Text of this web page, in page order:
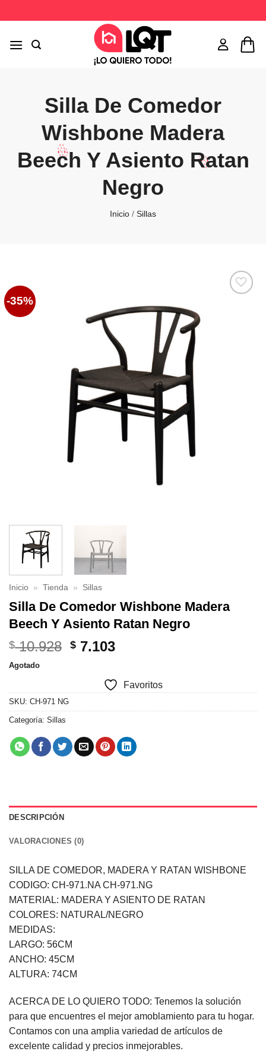
al
Silla De Comedor
Wishbone Madera
Beech Y Asiento Ratan
Negro
Inicio / Sillas
-35%
Inicio » Tienda » Sillas
Silla De Comedor Wishbone Madera
Beech Y Asiento Ratan Negro
$10.928 El
era:
$ 7.103El
es:
Agotado
Favoritos
SKU: CH-971 NG
Categoría: Sillas
DESCRIPCIÓN
VALORACIONES (0)
SILLA DE COMEDOR, MADERA Y RATAN WISHBONE
CODIGO: CH-971.NA CH-971.NG
MATERIAL: MADERA Y ASIENTO DE RATAN
COLORES: NATURAL/NEGRO
MEDIDAS:
LARGO: 56CM
ANCHO: 45CM
ALTURA: 74CM
ACERCA DE LO QUIERO TODO: Tenemos la solución
para que encuentres el mejor amoblamiento para tu hogar.
Contamos con una amplia variedad de artículos de
excelente calidad y precios inmejorables.